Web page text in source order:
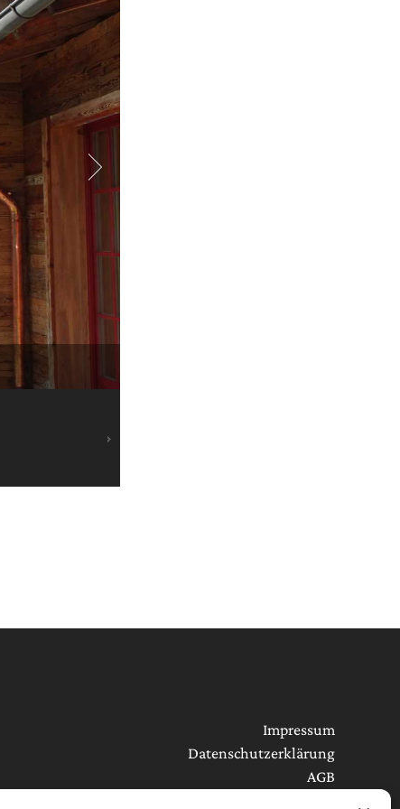
Impressum
Datenschutzerklärung
AGB